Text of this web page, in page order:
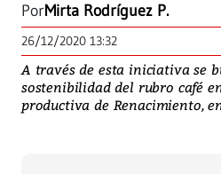
PorMirta Rodríguez P.
26/12/2020 13:32
A través de esta iniciativa se
sostenibilidad del rubro café
productiva de Renacimiento,